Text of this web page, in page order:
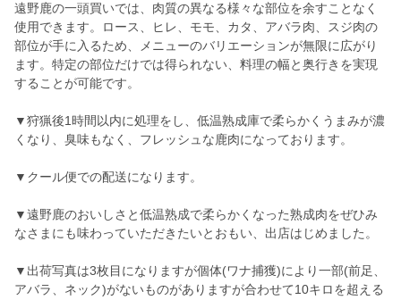
遠野鹿の一頭買いでは、肉質の異なる様々な部位を余すことなく
使用できます。ロース、ヒレ、モモ、カタ、アバラ肉、スジ肉の
部位が手に入るため、メニューのバリエーションが無限に広がり
ます。特定の部位だけでは得られない、料理の幅と奥行きを実現
することが可能です。
▼狩猟後1時間以内に処理をし、低温熟成庫で柔らかくうまみが濃
くなり、臭味もなく、フレッシュな鹿肉になっております。
▼クール便での配送になります。
▼遠野鹿のおいしさと低温熟成で柔らかくなった熟成肉をぜひみ
なさまにも味わっていただきたいとおもい、出店はじめました。
▼出荷写真は3枚目になりますが個体(ワナ捕獲)により一部(前足、
アバラ、ネック)がないものがありますが合わせて10キロを超える